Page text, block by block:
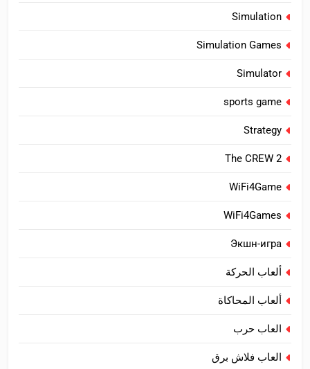
Simulation
Simulation Games
Simulator
sports game
Strategy
The CREW 2
WiFi4Game
WiFi4Games
Экшн-игра
ألعاب الحركة
ألعاب المحاكاة
العاب حرب
العاب فلاش برق